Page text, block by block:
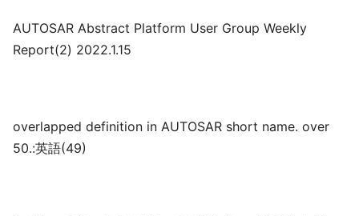
AUTOSAR Abstract Platform User Group Weekly
Report(2) 2022.1.15
overlapped definition in AUTOSAR short name. over
50.:英語(49)